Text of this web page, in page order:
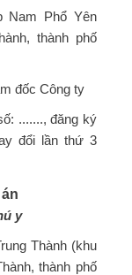
Nam Phổ Yên
thành phố
đốc Công ty
......., đăng ký
đổi lần thứ 3
y
Thành (khu
thành phố